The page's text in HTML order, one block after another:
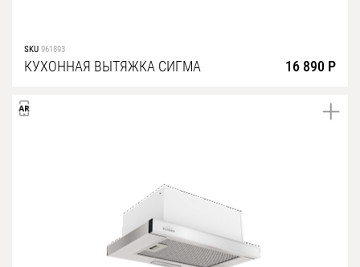
SKU 961893
КУХОННАЯ ВЫТЯЖКА СИГМА 16 890 Р